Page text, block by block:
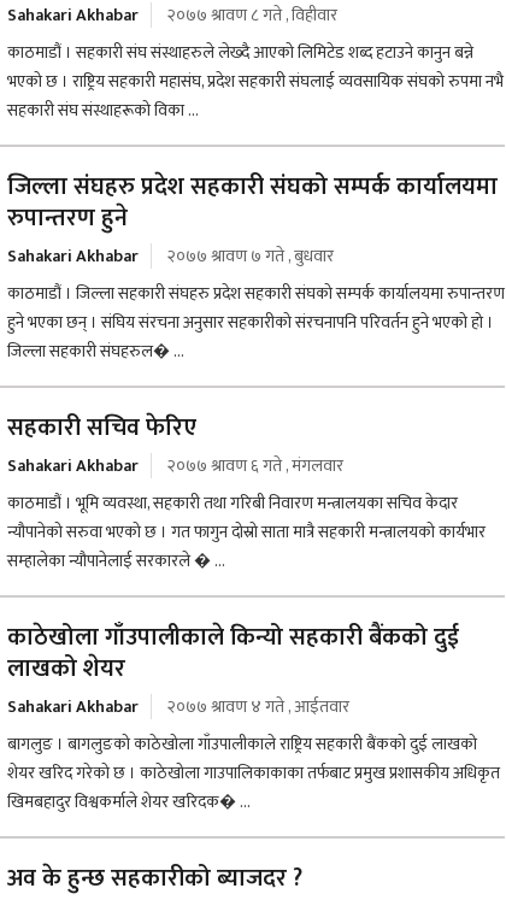
Sahakari Akhabar
२०७७ श्रावण ८ गते , विहीवार
काठमाडौं । सहकारी संघ संस्थाहरुले लेख्दै आएको लिमिटेड शब्द हटाउने कानुन बन्ने
भएको छ । राष्ट्रिय सहकारी महासंघ, प्रदेश सहकारी संघलाई व्यवसायिक संघको रुपमा नभै
सहकारी संघ संस्थाहरूको विका ...
जिल्ला संघहरु प्रदेश सहकारी संघको सम्पर्क कार्यालयमा
रुपान्तरण हुने
Sahakari Akhabar
२०७७ श्रावण ७ गते , बुधवार
काठमाडौं । जिल्ला सहकारी संघहरु प्रदेश सहकारी संघको सम्पर्क कार्यालयमा रुपान्तरण
हुने भएका छन् । संघिय संरचना अनुसार सहकारीको संरचनापनि परिवर्तन हुने भएको हो ।
जिल्ला सहकारी संघहरुल� ...
सहकारी सचिव फेरिए
Sahakari Akhabar
२०७७ श्रावण ६ गते , मंगलवार
काठमाडौं । भूमि व्यवस्था, सहकारी तथा गरिबी निवारण मन्त्रालयका सचिव केदार
न्यौपानेको सरुवा भएको छ । गत फागुन दोस्रो साता मात्रै सहकारी मन्त्रालयको कार्यभार
सम्हालेका न्यौपानेलाई सरकारले � ...
काठेखोला गाँउपालीकाले किन्यो सहकारी बैंकको दुई
लाखको शेयर
Sahakari Akhabar
२०७७ श्रावण ४ गते , आईतवार
बागलुङ । बागलुङको काठेखोला गाँउपालीकाले राष्ट्रिय सहकारी बैंकको दुई लाखको
शेयर खरिद गरेको छ । काठेखोला गाउपालिकाकाका तर्फबाट प्रमुख प्रशासकीय अधिकृत
खिमबहादुर विश्वकर्माले शेयर खरिदक� ...
अव के हुन्छ सहकारीको ब्याजदर ?